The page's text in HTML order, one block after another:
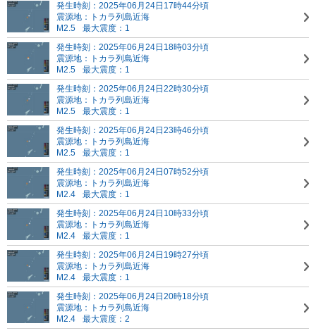
発生時刻：2025年06月24日17時44分頃
震源地：トカラ列島近海
M2.5
最大震度：1
発生時刻：2025年06月24日18時03分頃
震源地：トカラ列島近海
M2.5
最大震度：1
発生時刻：2025年06月24日22時30分頃
震源地：トカラ列島近海
M2.5
最大震度：1
発生時刻：2025年06月24日23時46分頃
震源地：トカラ列島近海
M2.5
最大震度：1
発生時刻：2025年06月24日07時52分頃
震源地：トカラ列島近海
M2.4
最大震度：1
発生時刻：2025年06月24日10時33分頃
震源地：トカラ列島近海
M2.4
最大震度：1
発生時刻：2025年06月24日19時27分頃
震源地：トカラ列島近海
M2.4
最大震度：1
発生時刻：2025年06月24日20時18分頃
震源地：トカラ列島近海
M2.4
最大震度：2